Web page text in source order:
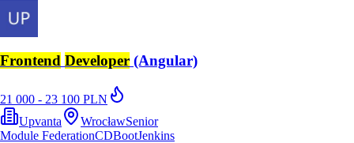
Frontend Developer (Angular)
21 000 - 23 100 PLN
Upvanta
WrocławSenior
Module FederationCDBootJenkins